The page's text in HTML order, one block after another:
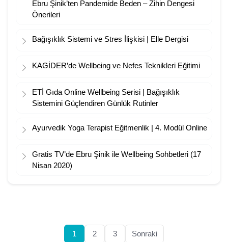
Ebru Şinik’ten Pandemide Beden – Zihin Dengesi
Önerileri
Bağışıklık Sistemi ve Stres İlişkisi | Elle Dergisi
KAGİDER’de Wellbeing ve Nefes Teknikleri Eğitimi
ETİ Gıda Online Wellbeing Serisi | Bağışıklık
Sistemini Güçlendiren Günlük Rutinler
Ayurvedik Yoga Terapist Eğitmenlik | 4. Modül Online
Gratis TV’de Ebru Şinik ile Wellbeing Sohbetleri (17
Nisan 2020)
1 2 3 Sonraki